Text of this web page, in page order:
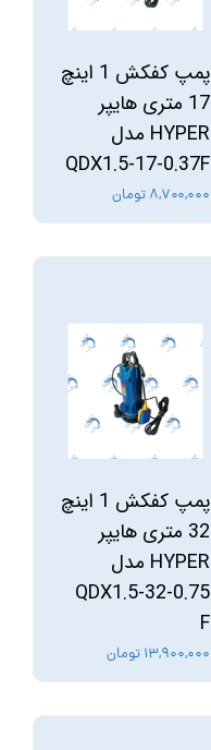
پمپ کفکش 1 اینچ
17 متری هایپر
HYPER مدل
QDX1.5-17-0.37F
۸,۷۰۰,۰۰۰ تومان
پمپ کفکش 1 اینچ
32 متری هایپر
HYPER مدل
QDX1.5-32-0.75
F
۱۳,۹۰۰,۰۰۰ تومان